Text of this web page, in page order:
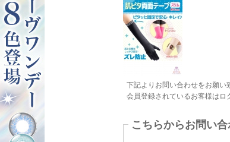
下記よりお問い合わせをお願い
会員登録されているお客様はロ
こちらからお問い合